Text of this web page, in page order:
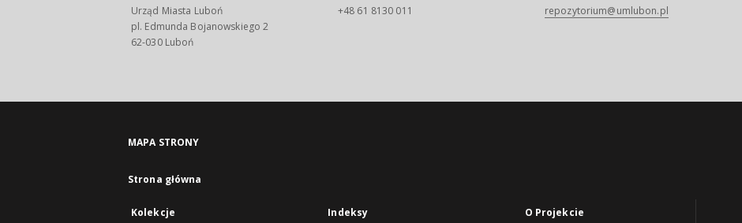
Urząd Miasta Luboń
pl. Edmunda Bojanowskiego 2
62-030 Luboń
+48 61 8130 011 repozytorium@umlubon.pl
MAPA STRONY
Strona główna
Kolekcje Indeksy O Projekcie